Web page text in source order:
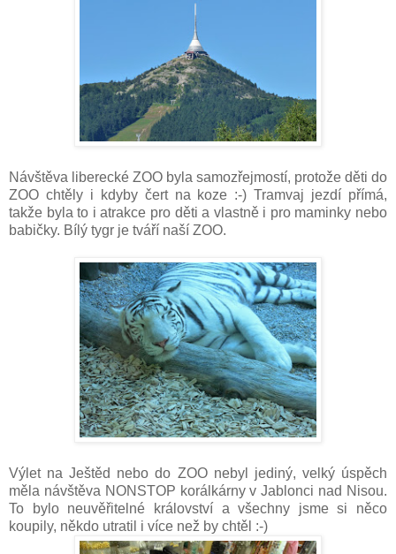
Návštěva liberecké ZOO byla samozřejmostí, protože děti do
ZOO chtěly i kdyby čert na koze :-) Tramvaj jezdí přímá,
takže byla to i atrakce pro děti a vlastně i pro maminky nebo
babičky. Bílý tygr je tváří naší ZOO.
Výlet na Ještěd nebo do ZOO nebyl jediný, velký úspěch
měla návštěva NONSTOP korálkárny v Jablonci nad Nisou.
To bylo neuvěřitelné království a všechny jsme si něco
koupily, někdo utratil i více než by chtěl :-)